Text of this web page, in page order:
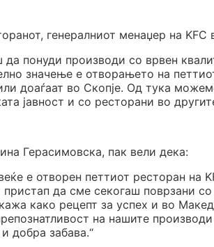
генералниот менаџер на KFC
да понуди производи со врвен
значење е отворањето на
доаѓаат во Скопје. Од тука
јавност и со ресторани во
Герасимовска, пак вели дека:
е отворен петтиот ресторан на
да сме секогаш поврзани
како рецепт за успех и во
на нашите
добра забава.“